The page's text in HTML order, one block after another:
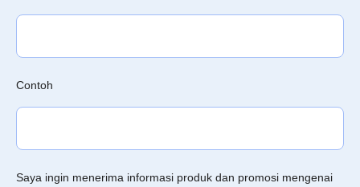
Contoh
Saya ingin menerima informasi produk dan promosi mengenai